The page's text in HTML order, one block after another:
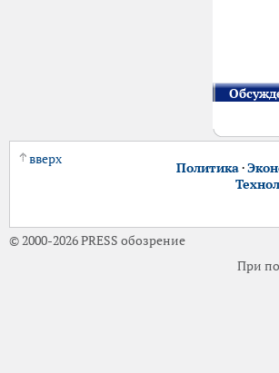
вверх
Политика·
© 2000-2026 PRESS обозрение
При